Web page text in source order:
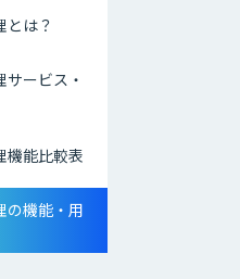
とは？
ービス・
機能比較表
の機能・用